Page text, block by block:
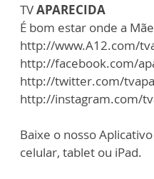
TVAPARECIDA
É bom estar onde a
http://www.A12.com/
http://facebook.com/
http://twitter.com/
http://instagram.com/
Baixe o nosso
celular, tablet ou iPad.